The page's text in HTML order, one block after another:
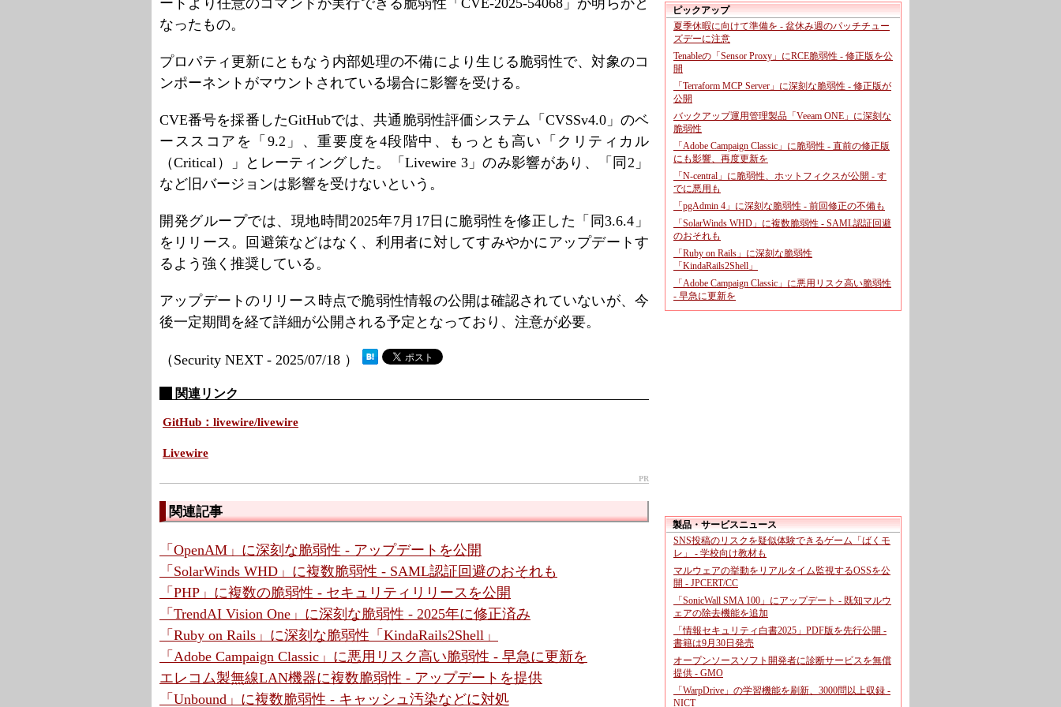
ートより任意のコマンドが実行できる脆弱性「CVE-2025-54068」が明らかと
なったもの。
プロパティ更新にともなう内部処理の不備により生じる脆弱性で、対象のコ
ンポーネントがマウントされている場合に影響を受ける。
CVE番号を採番したGitHubでは、共通脆弱性評価システム「CVSSv4.0」のベ
ーススコアを「9.2」、重要度を4段階中、もっとも高い「クリティカル
（Critical）」とレーティングした。「Livewire 3」のみ影響があり、「同2」
など旧バージョンは影響を受けないという。
開発グループでは、現地時間2025年7月17日に脆弱性を修正した「同3.6.4」
をリリース。回避策などはなく、利用者に対してすみやかにアップデートす
るよう強く推奨している。
アップデートのリリース時点で脆弱性情報の公開は確認されていないが、今
後一定期間を経て詳細が公開される予定となっており、注意が必要。
（Security NEXT - 2025/07/18 ）
関連リンク
GitHub：livewire/livewire
Livewire
PR
関連記事
「OpenAM」に深刻な脆弱性 - アップデートを公開
「SolarWinds WHD」に複数脆弱性 - SAML認証回避のおそれも
「PHP」に複数の脆弱性 - セキュリティリリースを公開
「TrendAI Vision One」に深刻な脆弱性 - 2025年に修正済み
「Ruby on Rails」に深刻な脆弱性「KindaRails2Shell」
「Adobe Campaign Classic」に悪用リスク高い脆弱性 - 早急に更新を
エレコム製無線LAN機器に複数脆弱性 - アップデートを提供
「Unbound」に複数脆弱性 - キャッシュ汚染などに対処
ピックアップ
夏季休暇に向けて準備を - 盆休み週のパッチチュー
ズデーに注意
Tenableの「Sensor Proxy」にRCE脆弱性 - 修正版を公
開
「Terraform MCP Server」に深刻な脆弱性 - 修正版が
公開
バックアップ運用管理製品「Veeam ONE」に深刻な
脆弱性
「Adobe Campaign Classic」に脆弱性 - 直前の修正版
にも影響、再度更新を
「N-central」に脆弱性、ホットフィクスが公開 - す
でに悪用も
「pgAdmin 4」に深刻な脆弱性 - 前回修正の不備も
「SolarWinds WHD」に複数脆弱性 - SAML認証回避
のおそれも
「Ruby on Rails」に深刻な脆弱性
「KindaRails2Shell」
「Adobe Campaign Classic」に悪用リスク高い脆弱性
- 早急に更新を
製品・サービスニュース
SNS投稿のリスクを疑似体験できるゲーム「ばくモ
レ」 - 学校向け教材も
マルウェアの挙動をリアルタイム監視するOSSを公
開 - JPCERT/CC
「SonicWall SMA 100」にアップデート - 既知マルウ
ェアの除去機能を追加
「情報セキュリティ白書2025」PDF版を先行公開 -
書籍は9月30日発売
オープンソースソフト開発者に診断サービスを無償
提供 - GMO
「WarpDrive」の学習機能を刷新、3000問以上収録 -
NICT